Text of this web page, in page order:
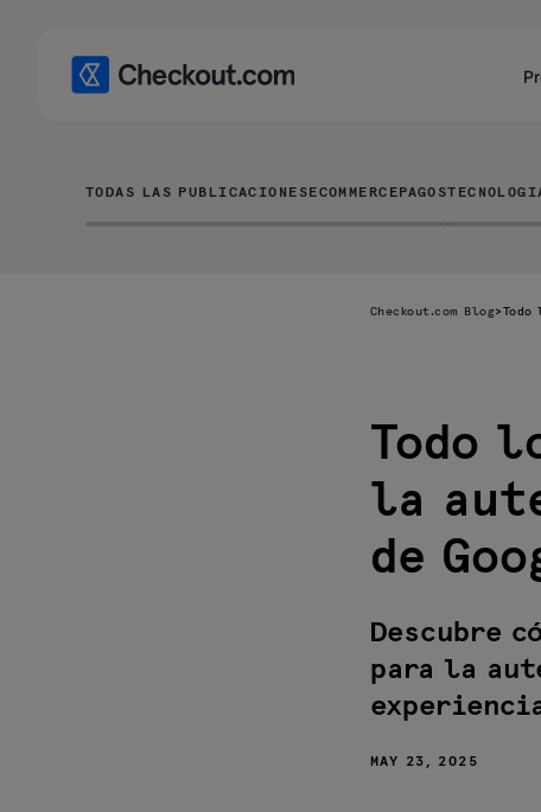
TODAS LAS PUBLICACIONES ECOMMERCE PAGOS
Checkout.com Blog> Todo
Todo
la
de
Descubre
para la
MAY 23, 2025